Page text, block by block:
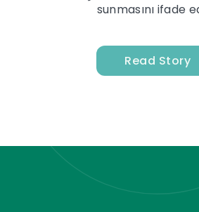
sunmasını ifade
Read Story